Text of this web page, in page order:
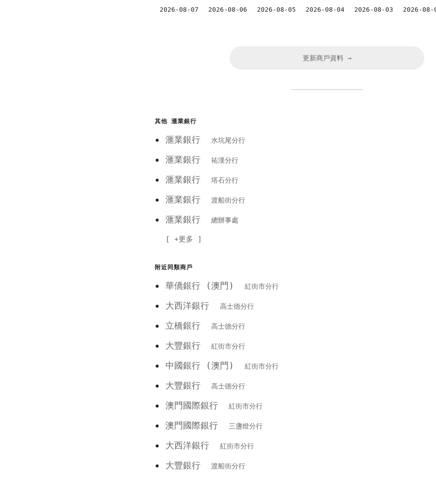
2026-08-07 2026-08-06 2026-08-05 2026-08-04 2026-08-03 2026-08-
更新商戶資料 →
其他 滙業銀行
滙業銀行 水坑尾分行
滙業銀行 祐漢分行
滙業銀行 塔石分行
滙業銀行 渡船街分行
滙業銀行 總辦事處
+更多
附近同類商戶
華僑銀行 (澳門) 紅街市分行
大西洋銀行 高士德分行
立橋銀行 高士德分行
大豐銀行 紅街市分行
中國銀行 (澳門) 紅街市分行
大豐銀行 高士德分行
澳門國際銀行 紅街市分行
澳門國際銀行 三盞燈分行
大西洋銀行 紅街市分行
大豐銀行 渡船街分行